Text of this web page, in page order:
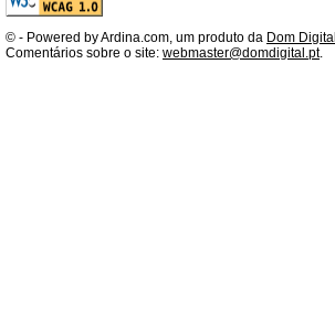
© - Powered by Ardina.com, um produto da Dom Digital
Comentários sobre o site: webmaster@domdigital.pt.